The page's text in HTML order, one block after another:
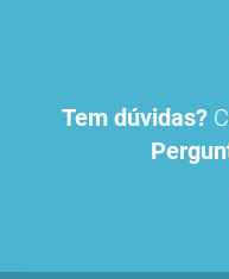
Tem dúvidas?